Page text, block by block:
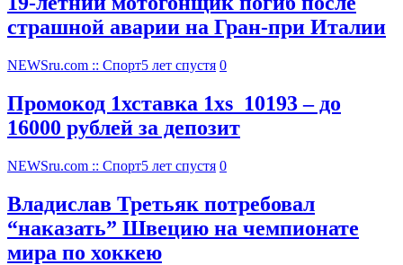
страшной аварии на Гран-при Италии
NEWSru.com :: Спорт5 лет спустя 0
Промокод 1хставка 1xs_10193 – до
16000 рублей за депозит
NEWSru.com :: Спорт5 лет спустя 0
Владислав Третьяк потребовал
“наказать” Швецию на чемпионате
мира по хоккею